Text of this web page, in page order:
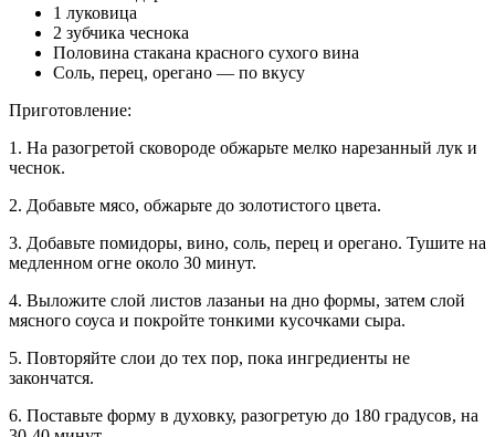
1 луковица
2 зубчика чеснока
Половина стакана красного сухого вина
Соль, перец, орегано — по вкусу
Приготовление:
1. На разогретой сковороде обжарьте мелко нарезанный лук и
чеснок.
2. Добавьте мясо, обжарьте до золотистого цвета.
3. Добавьте помидоры, вино, соль, перец и орегано. Тушите на
медленном огне около 30 минут.
4. Выложите слой листов лазаньи на дно формы, затем слой
мясного соуса и покройте тонкими кусочками сыра.
5. Повторяйте слои до тех пор, пока ингредиенты не
закончатся.
6. Поставьте форму в духовку, разогретую до 180 градусов, на